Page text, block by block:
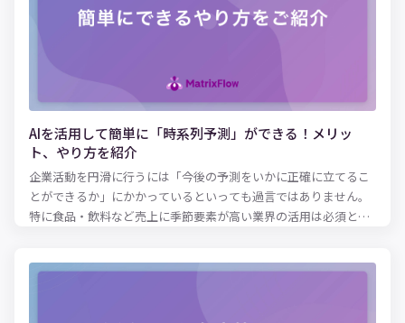
の在庫管理表では管理しきれなくなる可能性も出てきます。そこ
で便利でかつ的確な在庫管理を可能にするのが、Excelです。 本記
AIを活用して簡単に「時系列予測」ができる！メリッ
ト、やり方を紹介
企業活動を円滑に行うには「今後の予測をいかに正確に立てるこ
とができるか」にかかっているといっても過言ではありません。
特に食品・飲料など売上に季節要素が高い業界の活用は必須と言
では「時系列予測」を行うメリット、やり方、AIを使った便利な